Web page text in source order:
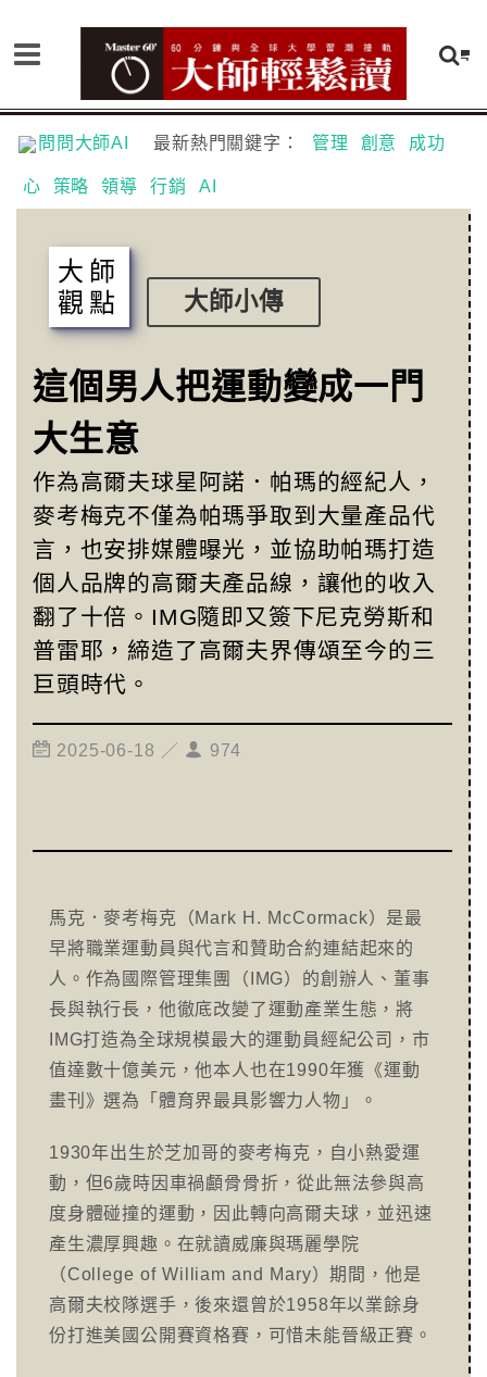
問問大師AI 最新熱門關鍵字： 管理 創意 成功
心 策略 領導 行銷 AI
大師
觀點
大師小傳
這個男人把運動變成一門
大生意
作為高爾夫球星阿諾．帕瑪的經紀人，
麥考梅克不僅為帕瑪爭取到大量產品代
言，也安排媒體曝光，並協助帕瑪打造
個人品牌的高爾夫產品線，讓他的收入
翻了十倍。IMG隨即又簽下尼克勞斯和
普雷耶，締造了高爾夫界傳頌至今的三
巨頭時代。
2025-06-18 ／ 974
馬克．麥考梅克（Mark H. McCormack）是最
早將職業運動員與代言和贊助合約連結起來的
人。作為國際管理集團（IMG）的創辦人、董事
長與執行長，他徹底改變了運動產業生態，將
IMG打造為全球規模最大的運動員經紀公司，市
值達數十億美元，他本人也在1990年獲《運動
畫刊》選為「體育界最具影響力人物」。
1930年出生於芝加哥的麥考梅克，自小熱愛運
動，但6歲時因車禍顱骨骨折，從此無法參與高
度身體碰撞的運動，因此轉向高爾夫球，並迅速
產生濃厚興趣。在就讀威廉與瑪麗學院
（College of William and Mary）期間，他是
高爾夫校隊選手，後來還曾於1958年以業餘身
份打進美國公開賽資格賽，可惜未能晉級正賽。